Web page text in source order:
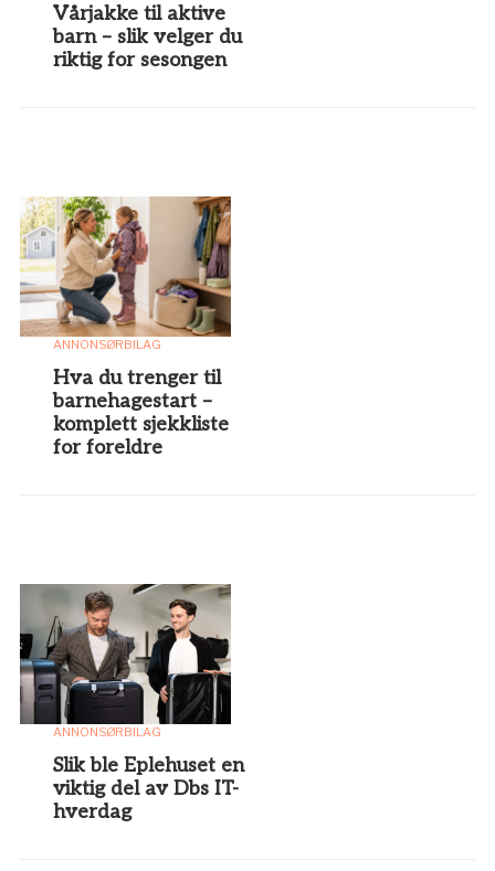
Vårjakke til aktive
barn – slik velger du
riktig for sesongen
ANNONSØRBILAG
Hva du trenger til
barnehagestart –
komplett sjekkliste
for foreldre
ANNONSØRBILAG
Slik ble Eplehuset en
viktig del av Dbs IT-
hverdag